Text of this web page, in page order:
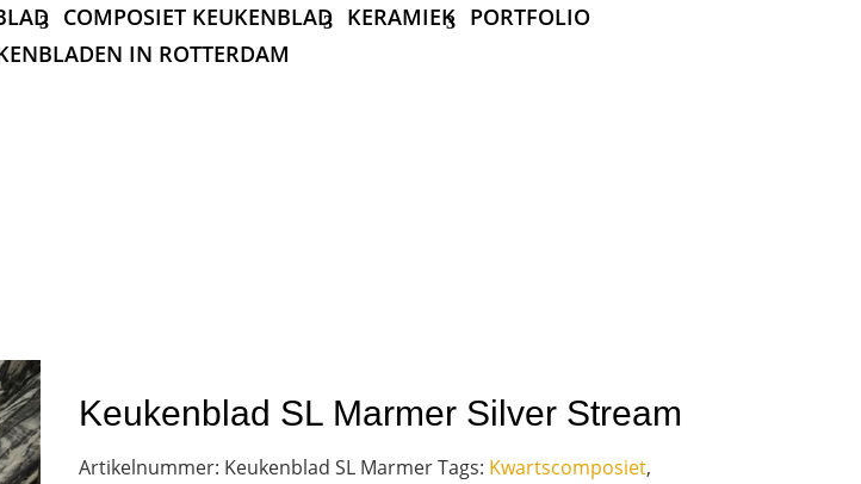
COMPOSIET KEUKENBLAD KERAMIEK PORTFOLIO
IN ROTTERDAM
Keukenblad SL Marmer Silver Stream
Artikelnummer: Keukenblad SL MarmerTags: Kwartscomposiet,